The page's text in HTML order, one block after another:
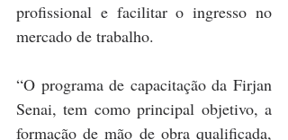
profissional e facilitar o ingresso no
mercado de trabalho.
“O programa de capacitação da Firjan
Senai, tem como principal objetivo, a
formação de mão de obra qualificada,